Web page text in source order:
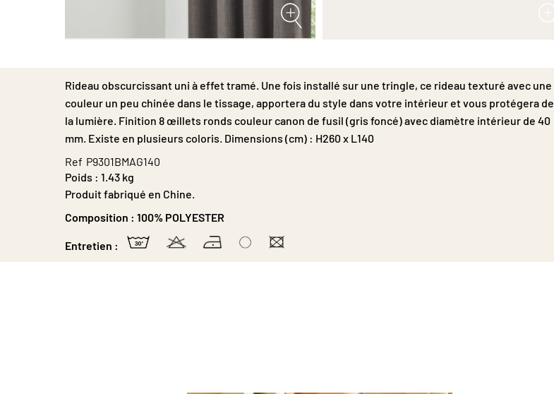
de
la
d’images
Rideau obscurcissant uni à effet tramé. Une fois installé sur une tringle, ce rideau texturé avec une
couleur un peu chinée dans le tissage, apportera du style dans votre intérieur et vous protégera de
la lumière. Finition 8 œillets ronds couleur canon de fusil (gris foncé) avec diamètre intérieur de 40
mm. Existe en plusieurs coloris. Dimensions (cm) : H260 x L140
Ref P9301BMAG140
Poids : 1.43 kg
Produit fabriqué en Chine.
Composition : 100% POLYESTER
Entretien :